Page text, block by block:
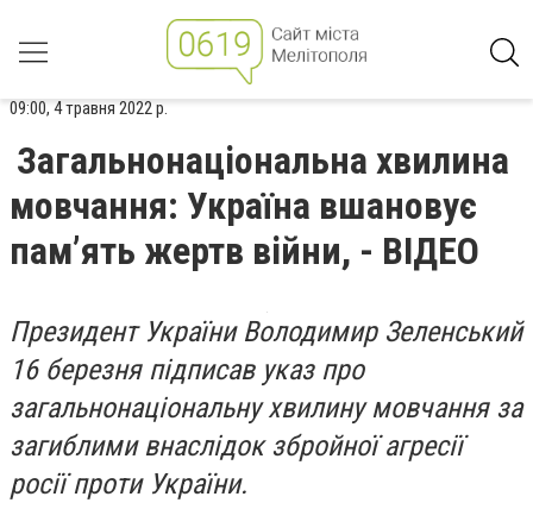
09:00, 4 травня 2022 р.
Загальнонаціональна хвилина
мовчання: Україна вшановує
пам’ять жертв війни, - ВІДЕО
Президент України Володимир Зеленський
16 березня підписав указ про
загальнонаціональну хвилину мовчання за
загиблими внаслідок збройної агресії
росії проти України.